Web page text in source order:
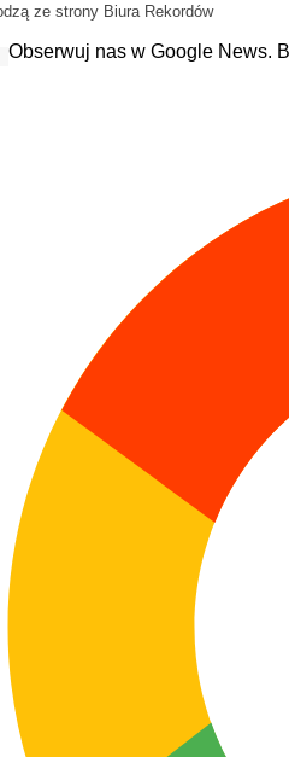
ze strony Biura Rekordów
Obserwuj nas w Google News.